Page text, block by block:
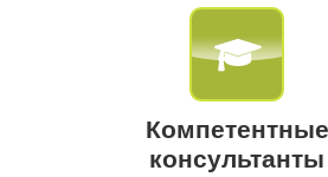
Компетентные
консультанты